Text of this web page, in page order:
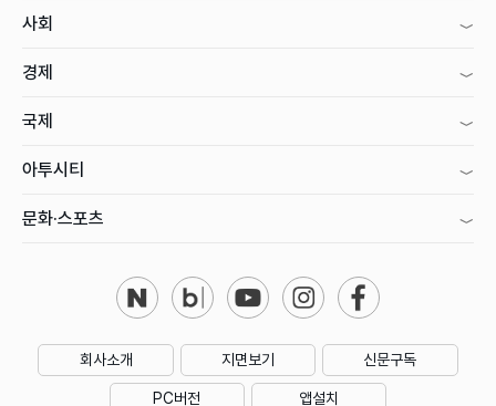
사회
경제
국제
아투시티
문화·스포츠
회사소개 지면보기 신문구독
PC버전 앱설치